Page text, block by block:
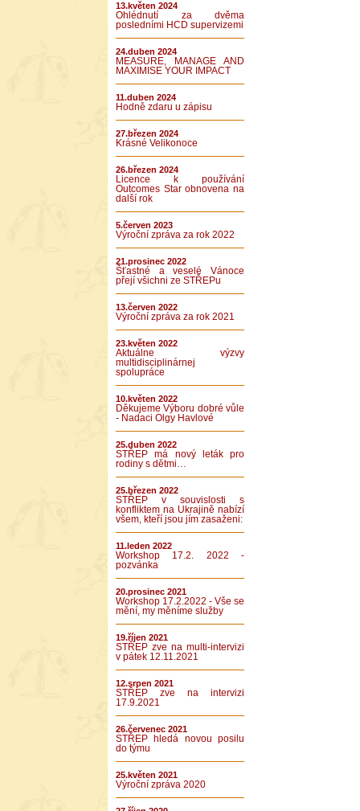
13.květen 2024
Ohlédnutí za dvěma
posledními HCD supervizemi
24.duben 2024
MEASURE, MANAGE AND
MAXIMISE YOUR IMPACT
11.duben 2024
Hodně zdaru u zápisu
27.březen 2024
Krásné Velikonoce
26.březen 2024
Licence k používání
Outcomes Star obnovena na
další rok
5.červen 2023
Výroční zpráva za rok 2022
21.prosinec 2022
Šťastné a veselé Vánoce
přejí všichni ze STŘEPu
13.červen 2022
Výroční zpráva za rok 2021
23.květen 2022
Aktuálne výzvy
multidisciplinárnej
spolupráce
10.květen 2022
Děkujeme Výboru dobré vůle
- Nadaci Olgy Havlové
25.duben 2022
STŘEP má nový leták pro
rodiny s dětmi…
25.březen 2022
STŘEP v souvislosti s
konfliktem na Ukrajině nabízí
všem, kteří jsou jím zasaženi:
11.leden 2022
Workshop 17.2. 2022 -
pozvánka
20.prosinec 2021
Workshop 17.2.2022 - Vše se
mění, my měníme služby
19.říjen 2021
STŘEP zve na multi-intervizi
v pátek 12.11.2021
12.srpen 2021
STŘEP zve na intervizi
17.9.2021
26.červenec 2021
STŘEP hledá novou posilu
do týmu
25.květen 2021
Výroční zpráva 2020